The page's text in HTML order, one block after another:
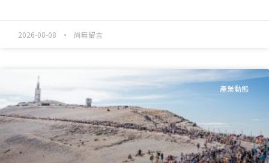
2026-08-08 尚無留言
產業動態